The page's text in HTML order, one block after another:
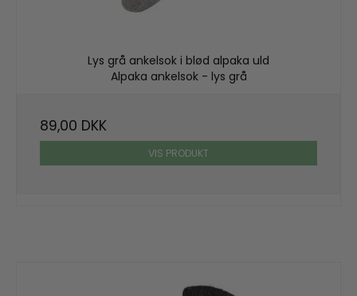
Lys grå ankelsok i blød alpaka uld
Alpaka ankelsok - lys grå
89,00 DKK
VIS PRODUKT